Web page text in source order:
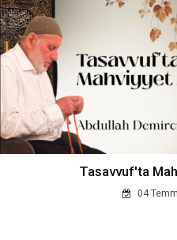
Tasavvuf'ta
04